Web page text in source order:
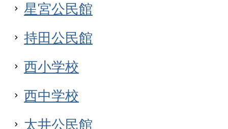
星宮公民館
持田公民館
西小学校
西中学校
太井公民館